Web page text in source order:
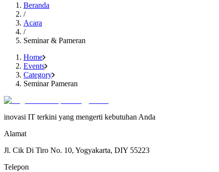
Beranda
/
Acara
/
Seminar & Pameran
Home
Events
Category
Seminar Pameran
inovasi IT terkini yang mengerti kebutuhan Anda
Alamat
Jl. Cik Di Tiro No. 10, Yogyakarta, DIY 55223
Telepon